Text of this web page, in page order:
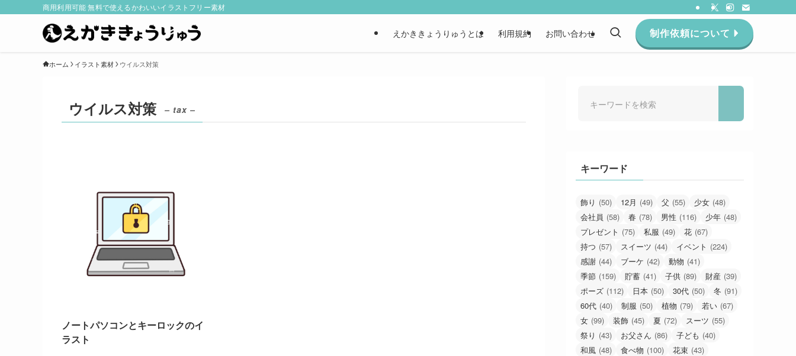
商用利用可能 無料で使えるかわいいイラストフリー素材
えかききょうりゅうとは 利用規約 お問い合わせ 制作依頼について
ホーム イラスト素材 ウイルス対策
ウイルス対策 – tax –
ノートパソコンとキーロックのイ
ラスト
キーワード
飾り (50) 12月 (49) 父 (55) 少女 (48)
会社員 (58) 春 (78) 男性 (116) 少年 (48)
プレゼント (75) 私服 (49) 花 (67)
持つ (57) スイーツ (44) イベント (224)
感謝 (44) ブーケ (42) 動物 (41)
季節 (159) 貯蓄 (41) 子供 (89) 財産 (39)
ポーズ (112) 日本 (50) 30代 (50) 冬 (91)
60代 (40) 制服 (50) 植物 (79) 若い (67)
女 (99) 装飾 (45) 夏 (72) スーツ (55)
祭り (43) お父さん (86) 子ども (40)
和風 (48) 食べ物 (100) 花束 (43)